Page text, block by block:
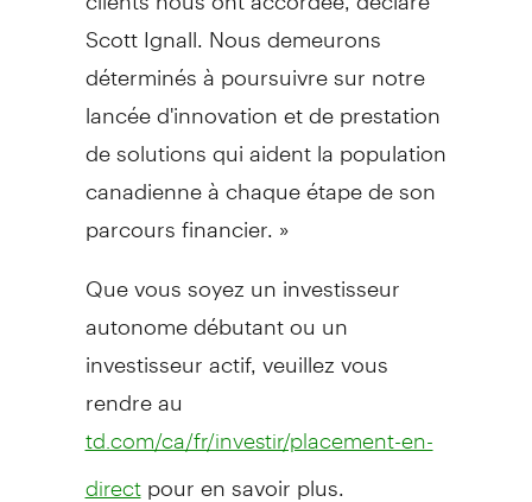
Scott Ignall. Nous demeurons
déterminés à poursuivre sur notre
lancée d'innovation et de prestation
de solutions qui aident la population
canadienne à chaque étape de son
parcours financier. »
Que vous soyez un investisseur
autonome débutant ou un
investisseur actif, veuillez vous
rendre au
td.com/ca/fr/investir/placement-en-
directpour en savoir plus.